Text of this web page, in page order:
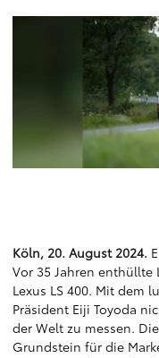
Köln, 20. August 2024.
Vor 35 Jahren enthüllte
Lexus LS 400. Mit dem
Präsident Eiji Toyoda
der Welt zu messen.
Grundstein für die